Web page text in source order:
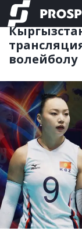
КОМАНДНЫЕ
волейболу